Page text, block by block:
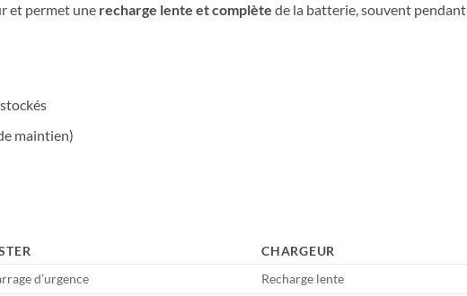
et permet une recharge lente et complète de la batterie, souvent pendant
maintien)
CHARGEUR
d’urgence
Recharge lente